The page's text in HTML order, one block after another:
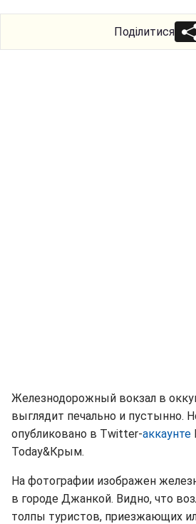
Поділитися
Железнодорожный вокзал в
выглядит печально и пустынно.
опубликовано в Twitter-аккаунте
Today&Крым.
На фотографии изображен
в городе Джанкой. Видно, что
толпы туристов, приезжающих